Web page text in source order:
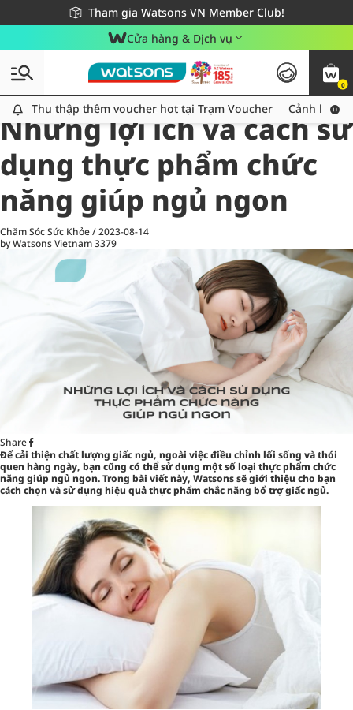
Tham gia Watsons VN Member Club!
Miễn phí giao hàng cho đơn hàng từ 249,000Đ
Giao hàng nhanh 24h - Áp dụng khu vực TP. Hồ Chí Minh
Cửa hàng & Dịch vụ
0
Thu thập thêm voucher hot tại Trạm Voucher
Thu thập thêm voucher hot tại Trạm Voucher Cảnh báo
All
Chăm Sóc Cá Nhân
Những lợi ích và cách sử
dụng thực phẩm chức
năng giúp ngủ ngon
Chăm Sóc Sức Khỏe/2023-08-14
by Watsons Vietnam3379
Share
Để cải thiện chất lượng giấc ngủ, ngoài việc điều chỉnh lối sống và thói
quen hàng ngày, bạn cũng có thể sử dụng một số loại thực phẩm chức
năng giúp ngủ ngon. Trong bài viết này, Watsons sẽ giới thiệu cho bạn
cách chọn và sử dụng hiệu quả thực phẩm chắc năng bổ trợ giấc ngủ.